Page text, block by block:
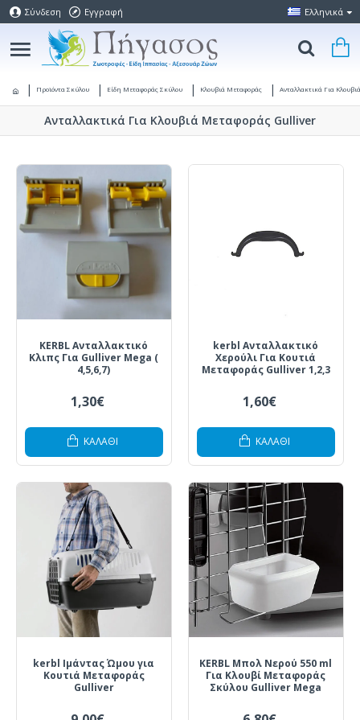
Σύνδεση Εγγραφή Ελληνικά
Προϊόντα Σκύλου Είδη Μεταφοράς Σκύλου Κλουβιά Μεταφοράς Ανταλλακτικά Για
Ανταλλακτικά Για Κλουβιά Μεταφοράς Gulliver
KERBL Ανταλλακτικό
Κλιπς Για Gulliver Mega (
4,5,6,7)
1,30€
ΚΑΛΆΘΙ
kerbl Ανταλλακτικό
Χερούλι Για Κουτιά
Μεταφοράς Gulliver 1,2,3
1,60€
ΚΑΛΆΘΙ
kerbl Ιμάντας Ώμου για
Κουτιά Μεταφοράς
Gulliver
KERBL Μπολ Νερού 550 ml
Για Κλουβί Μεταφοράς
Σκύλου Gulliver Mega